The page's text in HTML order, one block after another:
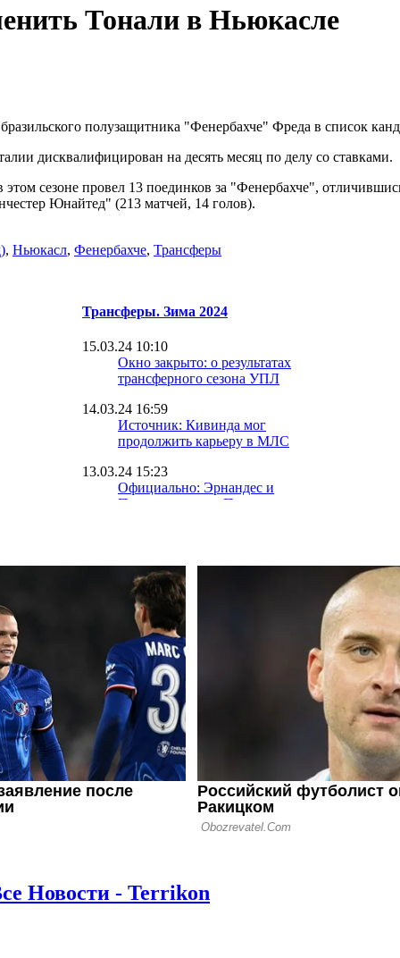
Тонали в Ньюкасле
полузащитника "Фенербахче" Фреда в список
дисквалифицирован на десять месяц по делу со ставками.
сезоне провел 13 поединков за "Фенербахче",
Юнайтед" (213 матчей, 14 голов).
, Ньюкасл, Фенербахче, Трансферы
Трансферы. Зима 2024
15.03.24 10:10
Окно закрыто: о результатах
трансферного сезона УПЛ
14.03.24 16:59
Источник: Кивинда мог
продолжить карьеру в МЛС
13.03.24 15:23
Официально: Эрнандес и
Петряк – игроки Полесья
вингера из Кабо-Верде
11.03.24 19:58
Карпаты арендовали у
Шахтера Хромея